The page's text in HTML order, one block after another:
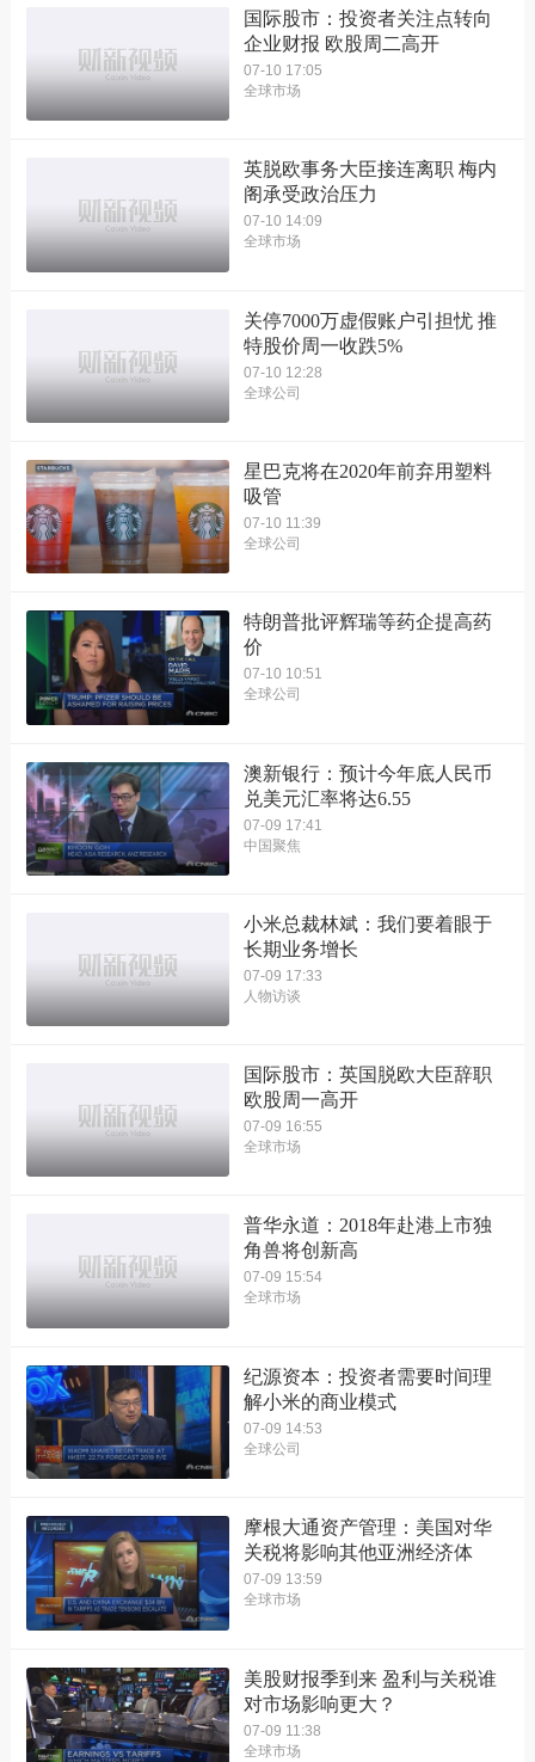
国际股市：投资者关注点转向
企业财报 欧股周二高开
07-10 17:05
全球市场
英脱欧事务大臣接连离职 梅内
阁承受政治压力
07-10 14:09
全球市场
关停7000万虚假账户引担忧 推
特股价周一收跌5%
07-10 12:28
全球公司
星巴克将在2020年前弃用塑料
吸管
07-10 11:39
全球公司
特朗普批评辉瑞等药企提高药
价
07-10 10:51
全球公司
澳新银行：预计今年底人民币
兑美元汇率将达6.55
07-09 17:41
中国聚焦
小米总裁林斌：我们要着眼于
长期业务增长
07-09 17:33
人物访谈
国际股市：英国脱欧大臣辞职
欧股周一高开
07-09 16:55
全球市场
普华永道：2018年赴港上市独
角兽将创新高
07-09 15:54
全球市场
纪源资本：投资者需要时间理
解小米的商业模式
07-09 14:53
全球公司
摩根大通资产管理：美国对华
关税将影响其他亚洲经济体
07-09 13:59
全球市场
美股财报季到来 盈利与关税谁
对市场影响更大？
07-09 11:38
全球市场